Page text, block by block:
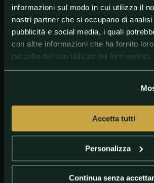
informazioni sul modo in cui utilizza il
nostri partner che si occupano di analisi
pubblicità e social media, i quali
con altre informazioni che ha fornito
raccolto dal suo utilizzo dei loro servizi.
Accetta tutti
Personalizza
Continua senza
Ngannou non ha paura e alza la
passata esperienza mi dice che anche
pugile posso affrontare un avversario
grossi problemi". A ottobre vedremo
di togliere la corona a Fury.